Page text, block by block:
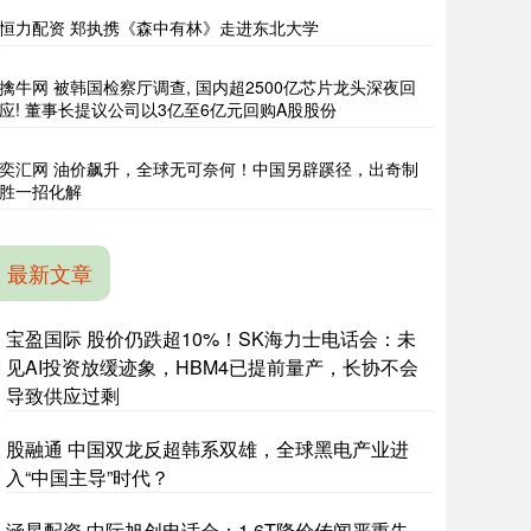
恒力配资 郑执携《森中有林》走进东北大学
擒牛网 被韩国检察厅调查, 国内超2500亿芯片龙头深夜回
应! 董事长提议公司以3亿至6亿元回购A股股份
奕汇网 油价飙升，全球无可奈何！中国另辟蹊径，出奇制
胜一招化解
最新文章
宝盈国际 股价仍跌超10%！SK海力士电话会：未
见AI投资放缓迹象，HBM4已提前量产，长协不会
导致供应过剩
股融通 中国双龙反超韩系双雄，全球黑电产业进
入“中国主导”时代？